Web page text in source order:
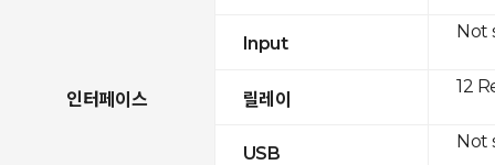
인터페이스
Input
릴레이
USB
Not
12
Not